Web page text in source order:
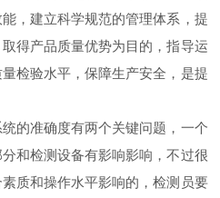
，建立科学规范的管理体系，提
得产品质量优势为目的，指导运
检验水平，保障生产安全，是提
准确度有两个关键问题，一个
和检测设备有影响影响，不过很
质和操作水平影响的，检测员要